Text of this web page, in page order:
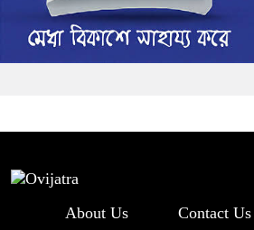
About Us Contact Us